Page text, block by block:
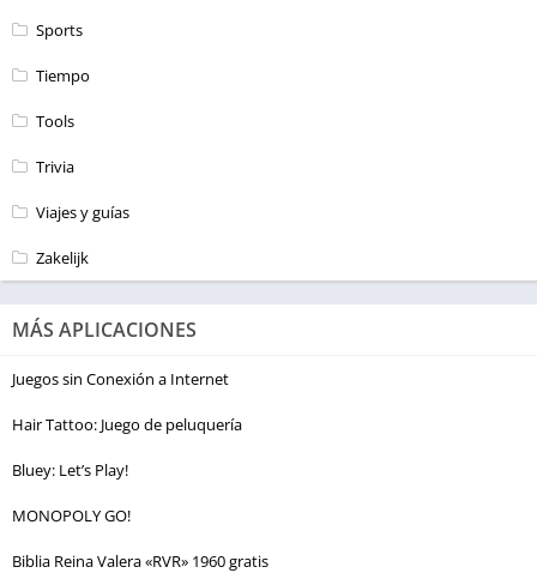
Sports
Tiempo
Tools
Trivia
Viajes y guías
Zakelijk
MÁS APLICACIONES
Juegos sin Conexión a Internet
Hair Tattoo: Juego de peluquería
Bluey: Let’s Play!
MONOPOLY GO!
Biblia Reina Valera «RVR» 1960 gratis